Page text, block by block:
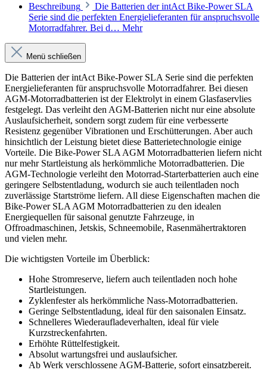
Beschreibung
Die Batterien der intAct Bike-Power SLA
Serie sind die perfekten Energielieferanten für anspruchsvolle
Motorradfahrer. Bei d… Mehr
Menü schließen
Die Batterien der intAct Bike-Power SLA Serie sind die perfekten
Energielieferanten für anspruchsvolle Motorradfahrer. Bei diesen
AGM-Motorradbatterien ist der Elektrolyt in einem Glasfaservlies
festgelegt. Das verleiht den AGM-Batterien nicht nur eine absolute
Auslaufsicherheit, sondern sorgt zudem für eine verbesserte
Resistenz gegenüber Vibrationen und Erschütterungen. Aber auch
hinsichtlich der Leistung bietet diese Batterietechnologie einige
Vorteile. Die Bike-Power SLA AGM Motorradbatterien liefern nicht
nur mehr Startleistung als herkömmliche Motorradbatterien. Die
AGM-Technologie verleiht den Motorrad-Starterbatterien auch eine
geringere Selbstentladung, wodurch sie auch teilentladen noch
zuverlässige Startströme liefern. All diese Eigenschaften machen die
Bike-Power SLA AGM Motorradbatterien zu den idealen
Energiequellen für saisonal genutzte Fahrzeuge, in
Offroadmaschinen, Jetskis, Schneemobile, Rasenmähertraktoren
und vielen mehr.
Die wichtigsten Vorteile im Überblick:
Hohe Stromreserve, liefern auch teilentladen noch hohe
Startleistungen.
Zyklenfester als herkömmliche Nass-Motorradbatterien.
Geringe Selbstentladung, ideal für den saisonalen Einsatz.
Schnelleres Wiederaufladeverhalten, ideal für viele
Kurzstreckenfahrten.
Erhöhte Rüttelfestigkeit.
Absolut wartungsfrei und auslaufsicher.
Ab Werk verschlossene AGM-Batterie, sofort einsatzbereit.